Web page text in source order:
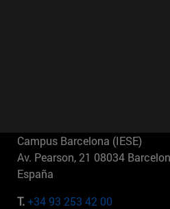
Campus Barcelona (IESE)
Av. Pearson, 21 08034
España
T.+34 93 253 42 00